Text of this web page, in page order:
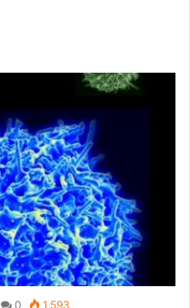
0 1,593